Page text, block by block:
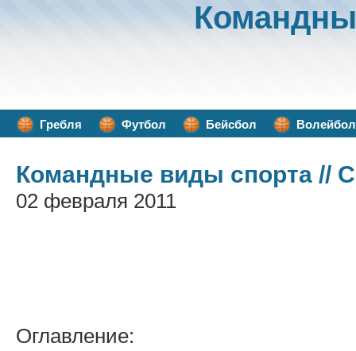
Гребля Футбол Бейсбол Волейбол
Командные виды спорта //
02 февраля 2011
Оглавление: